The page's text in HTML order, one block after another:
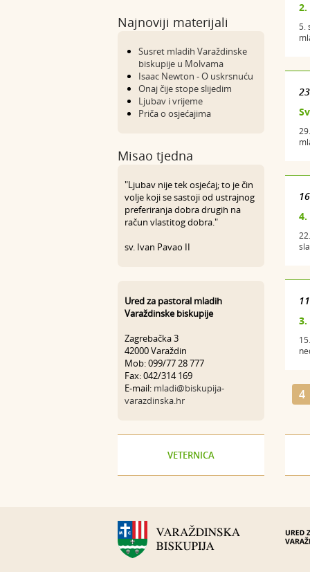
Najnoviji materijali
Susret mladih Varaždinske
biskupije u Molvama
Isaac Newton - O uskrsnuću
Onaj čije stope slijedim
Ljubav i vrijeme
Priča o osjećajima
Misao tjedna
"Ljubav nije tek osjećaj; to je čin
volje koji se sastoji od ustrajnog
preferiranja dobra drugih na
račun vlastitog dobra."
sv. Ivan Pavao II
Ured za pastoral mladih
Varaždinske biskupije
Zagrebačka 3
42000 Varaždin
Mob: 099/77 28 777
Fax: 042/314 169
E-mail: mladi@biskupija-
varazdinska.hr
2.
5.
4.
3.
4
VETERNICA